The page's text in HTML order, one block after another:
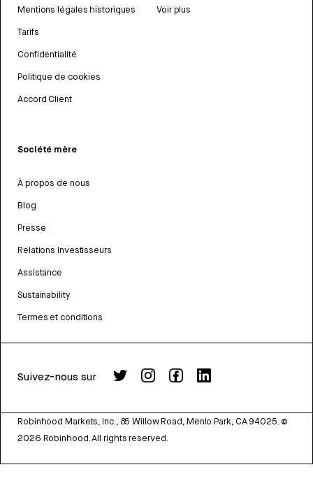
Mentions légales historiques
Tarifs
Confidentialité
Politique de cookies
Accord Client
Voir plus
Société mère
À propos de nous
Blog
Presse
Relations Investisseurs
Assistance
Sustainability
Termes et conditions
Suivez-nous sur
Robinhood Markets, Inc., 85 Willow Road, Menlo Park, CA 94025. ©
2026 Robinhood. All rights reserved.